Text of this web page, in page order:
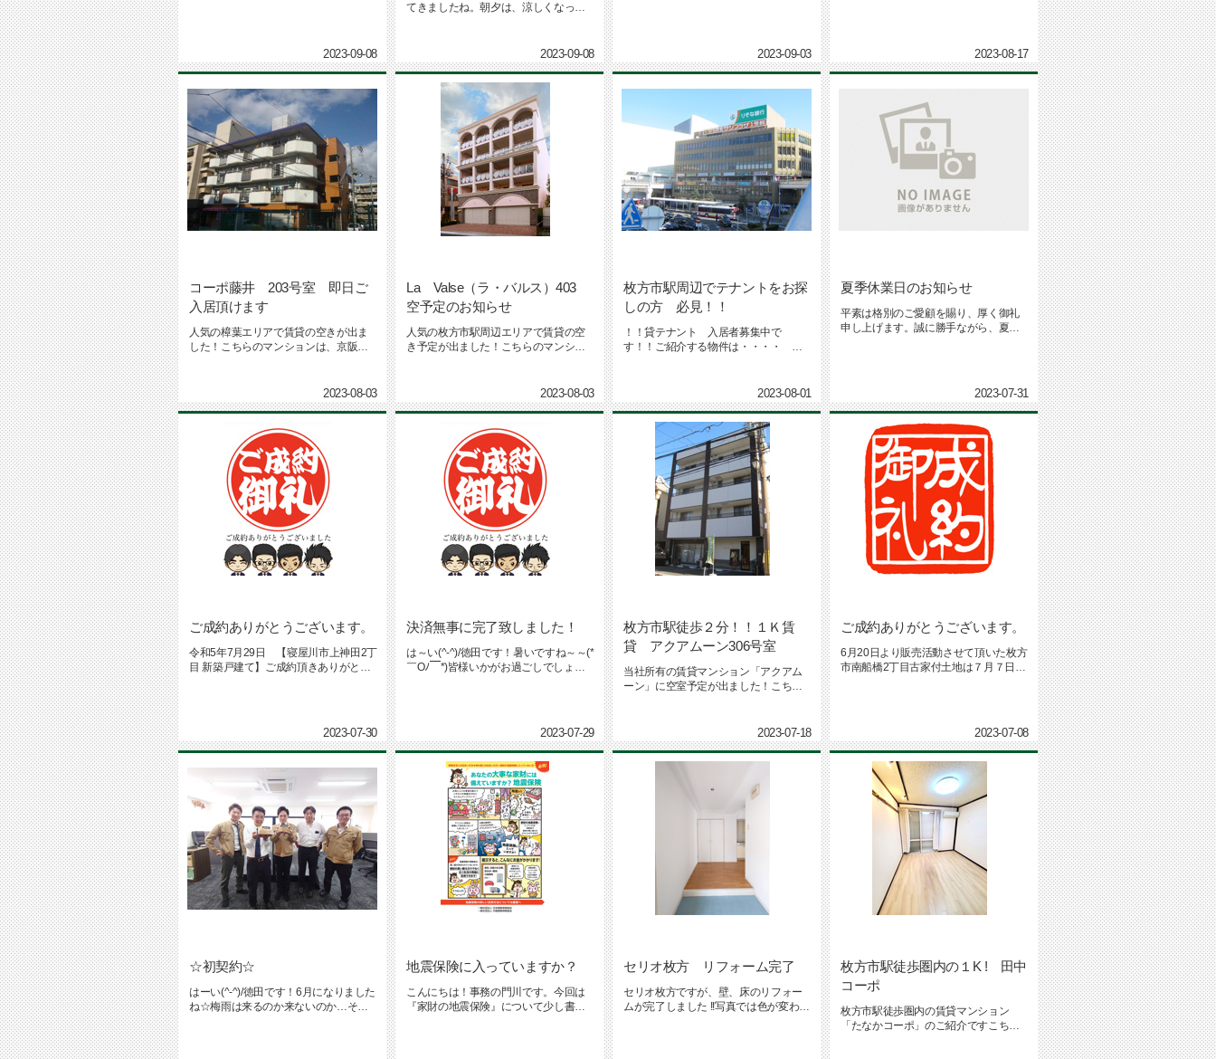
2023-09-08
てきましたね。朝夕は、涼しくなって
2023-09-08 2023-09-03 2023-08-17
コーポ藤井 203号室 即日ご
入居頂けます
人気の樟葉エリアで賃貸の空きが出ま
した！こちらのマンションは、京阪本
2023-08-03
La Valse（ラ・バルス）403
空予定のお知らせ
人気の枚方市駅周辺エリアで賃貸の空
き予定が出ました！こちらのマンショ
2023-08-03
枚方市駅周辺でテナントをお探
しの方 必見！！
！！貸テナント 入居者募集中で
す！！ご紹介する物件は・・・・
2023-08-01
夏季休業日のお知らせ
平素は格別のご愛顧を賜り、厚く御礼
申し上げます。誠に勝手ながら、夏季
2023-07-31
ご成約ありがとうございます。
令和5年7月29日 【寝屋川市上神田2丁
目 新築戸建て】ご成約頂きありがとう
2023-07-30
決済無事に完了致しました！
は～い(^-^)/徳田です！暑いですね～～(*
￣Oﾉ￣*)皆様いかがお過ごしでしょう
2023-07-29
枚方市駅徒歩２分！！１Ｋ賃
貸 アクアムーン306号室
当社所有の賃貸マンション「アクアム
ーン」に空室予定が出ました！こちら
2023-07-18
ご成約ありがとうございます。
6月20日より販売活動させて頂いた枚方
市南船橋2丁目古家付土地は７月７日に
2023-07-08
☆初契約☆
はーい(^-^)/徳田です！6月になりました
ね☆梅雨は来るのか来ないのか…そわ
地震保険に入っていますか？
こんにちは！事務の門川です。今回は
『家財の地震保険』について少し書き
セリオ枚方 リフォーム完了
セリオ枚方ですが、壁、床のリフォー
ムが完了しました !!写真では色が変わっ
枚方市駅徒歩圏内の１K ! 田中
コーポ
枚方市駅徒歩圏内の賃貸マンション
「たなかコーポ」のご紹介ですこちら